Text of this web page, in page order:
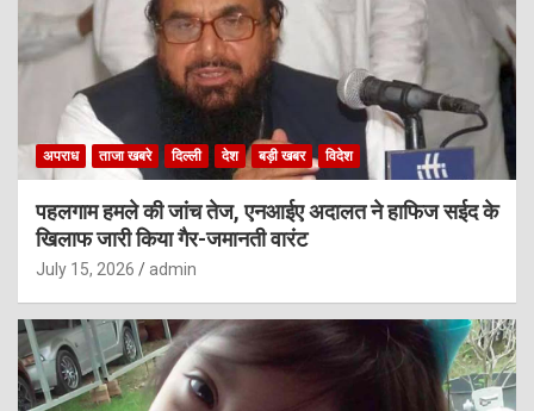
अपराध ताजा खबरे दिल्ली देश बड़ी खबर विदेश
पहलगाम हमले की जांच तेज, एनआईए अदालत ने हाफिज सईद के
खिलाफ जारी किया गैर-जमानती वारंट
July 15, 2026 admin